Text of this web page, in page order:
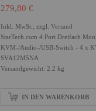
279,80 €
Inkl. MwSt., zzgl. Versand
StarTech.com 4 Port Dreifach
KVM-/Audio-/USB-Switch - 4 x
SVA12M5NA
Versandgewicht: 2.2 kg
IN DEN WARENKORB